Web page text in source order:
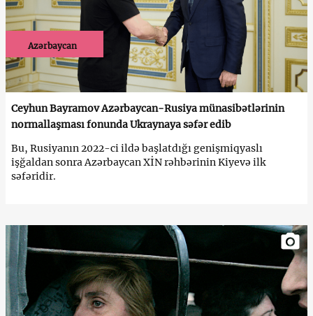
Azərbaycan
Ceyhun Bayramov Azərbaycan-Rusiya münasibətlərinin
normallaşması fonunda Ukraynaya səfər edib
Bu, Rusiyanın 2022-ci ildə başlatdığı genişmiqyaslı
işğaldan sonra Azərbaycan XİN rəhbərinin Kiyevə ilk
səfəridir.